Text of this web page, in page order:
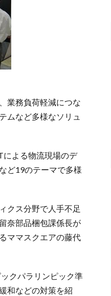
業務負荷軽減につな
ムなど多様なソリュ
による物流現場のデ
ど19のテーマで多様
クス分野で人手不足
奈部品梱包課係長が
ママスクエアの藤代
クパラリンピック準
和などの対策を紹